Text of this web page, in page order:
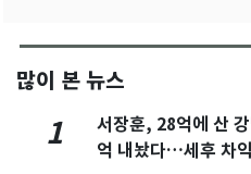
많이 본 뉴스
1
서장훈, 28억에 산
억 내놨다…세후 차